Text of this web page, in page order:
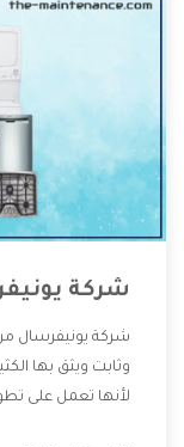
شركة
شركة يونيفرسال
وثابت ويثق بها
لأنها تعمل على